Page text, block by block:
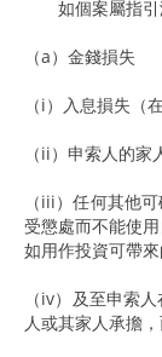
如個案屬指引
（a）金錢損失
（i）入息損失（
（ii）申索人的家
（iii）任何其他
受懲處而不能使
如用作投資可帶來
（iv）及至申索
人或其家人承擔